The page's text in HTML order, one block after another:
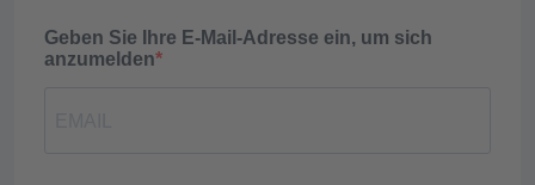
Geben Sie Ihre E-Mail-Adresse ein, um sich
anzumelden